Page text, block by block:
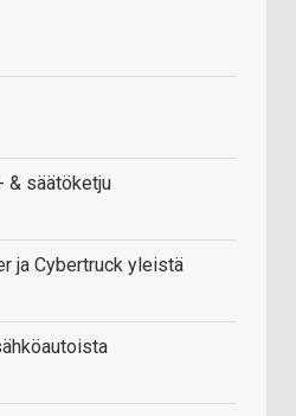
& säätöketju
ja Cybertruck yleistä